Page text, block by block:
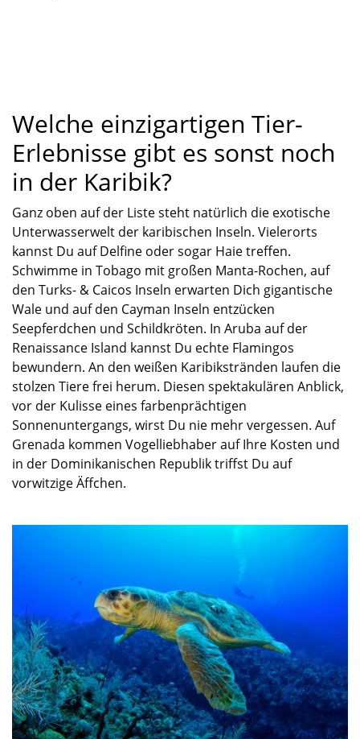
Welche einzigartigen Tier-
Erlebnisse gibt es sonst noch
in der Karibik?
Ganz oben auf der Liste steht natürlich die exotische
Unterwasserwelt der karibischen Inseln. Vielerorts
kannst Du auf Delfine oder sogar Haie treffen.
Schwimme in Tobago mit großen Manta-Rochen, auf
den Turks- & Caicos Inseln erwarten Dich gigantische
Wale und auf den Cayman Inseln entzücken
Seepferdchen und Schildkröten. In Aruba auf der
Renaissance Island kannst Du echte Flamingos
bewundern. An den weißen Karibikstränden laufen die
stolzen Tiere frei herum. Diesen spektakulären Anblick,
vor der Kulisse eines farbenprächtigen
Sonnenuntergangs, wirst Du nie mehr vergessen. Auf
Grenada kommen Vogelliebhaber auf Ihre Kosten und
in der Dominikanischen Republik triffst Du auf
vorwitzige Äffchen.